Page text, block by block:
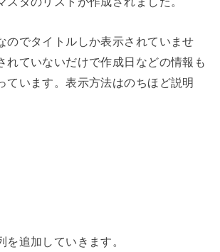
のでタイトルしか表示されていませ
れていないだけで作成日などの情報も
ています。表示方法はのちほど説明
を追加していきます。